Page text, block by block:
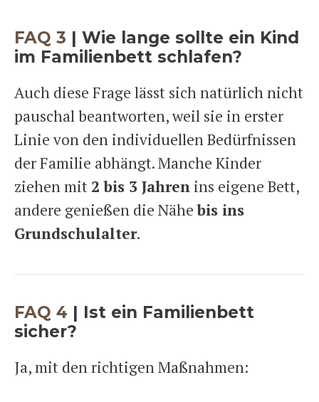
FAQ 3 | Wie lange sollte ein Kind
im Familienbett schlafen?
Auch diese Frage lässt sich natürlich nicht
pauschal beantworten, weil sie in erster
Linie von den individuellen Bedürfnissen
der Familie abhängt. Manche Kinder
ziehen mit 2 bis 3 Jahren ins eigene Bett,
andere genießen die Nähebis ins
Grundschulalter.
FAQ 4 | Ist ein Familienbett
sicher?
Ja, mit den richtigen Maßnahmen: